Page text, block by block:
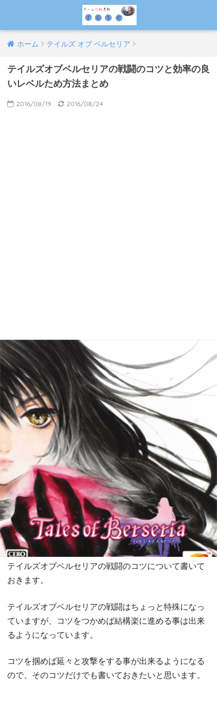
ホーム テイルズ オブ ベルセリア
テイルズオブベルセリアの戦闘のコツと効率の良
いレベルため方法まとめ
2016/08/19 2016/08/24
テイルズオブベルセリアの戦闘のコツについて書いて
おきます。
テイルズオブベルセリアの戦闘はちょっと特殊になっ
ていますが、コツをつかめば結構楽に進める事は出来
るようになっています。
コツを掴めば延々と攻撃をする事が出来るようになる
ので、そのコツだけでも書いておきたいと思います。